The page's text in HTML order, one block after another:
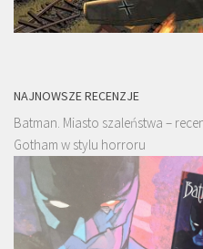
NAJNOWSZE RECENZJE
Batman. Miasto szaleństwa –
Gotham w stylu horroru